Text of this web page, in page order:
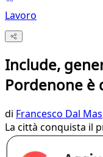
Lavoro
Include,
Pordenone è
di Francesco Dal Mas
La città conquista il